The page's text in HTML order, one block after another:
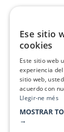
Ese sitio
cookies
Este sitio web
experiencia
sitio web,
acuerdo con
Llegir-ne més
MOSTRAR
→